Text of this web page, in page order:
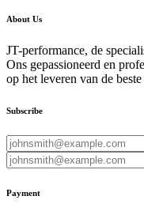
About Us
JT-performance, de
Ons gepassioneerd en
op het leveren van de
Subscribe
Payment